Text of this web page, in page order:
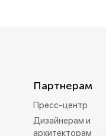
Партнерам
Пресс-центр
Дизайнерам и
архитекторам